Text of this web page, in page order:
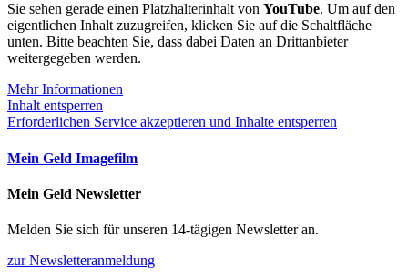
Sie sehen gerade einen Platzhalterinhalt von YouTube. Um auf den
eigentlichen Inhalt zuzugreifen, klicken Sie auf die Schaltfläche
unten. Bitte beachten Sie, dass dabei Daten an Drittanbieter
weitergegeben werden.
Mehr Informationen
Inhalt entsperren
Erforderlichen Service akzeptieren und Inhalte entsperren
Mein Geld Imagefilm
Mein Geld Newsletter
Melden Sie sich für unseren 14-tägigen Newsletter an.
zur Newsletteranmeldung